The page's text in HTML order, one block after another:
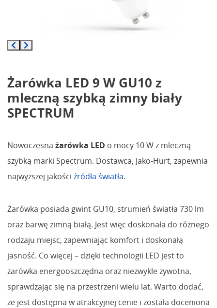
Żarówka LED 9 W GU10 z
mleczną szybką zimny biały
SPECTRUM
Nowoczesna żarówka LED o mocy 10 W z mleczną
szybką marki Spectrum. Dostawca, Jako-Hurt, zapewnia
najwyższej jakości źródła światła.
Żarówka posiada gwint GU10, strumień światła 730 lm
oraz barwę zimną białą. Jest więc doskonała do różnego
rodzaju miejsc, zapewniając komfort i doskonałą
jasność. Co więcej – dzięki technologii LED jest to
żarówka energooszczędna oraz niezwykle żywotna,
sprawdzając się na przestrzeni wielu lat. Warto dodać,
że jest dostępna w atrakcyjnej cenie i została doceniona